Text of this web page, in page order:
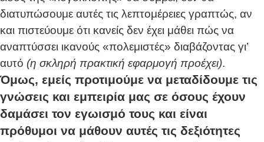
διατυπώσουμε αυτές τις λεπτομέρειες γραπτώς, αν
και πιστεύουμε ότι κανείς δεν έχει μάθει πώς να
αναπτύσσει ικανούς «πολεμιστές» διαβάζοντας γι’
αυτό (η σκληρή πρακτική εφαρμογή προέχει).
Όμως, εμείς προτιμούμε να μεταδίδουμε τις
γνώσεις και εμπειρία μας σε όσους έχουν
δαμάσει τον εγωισμό τους και είναι
πρόθυμοι να μάθουν αυτές τις δεξιότητες